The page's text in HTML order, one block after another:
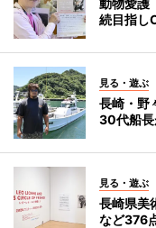
続目指し
見る・遊ぶ
長崎・野
30代船長
見る・遊ぶ
長崎県美
など376